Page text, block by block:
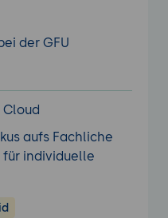
der GFU
aufs Fachliche
für individuelle